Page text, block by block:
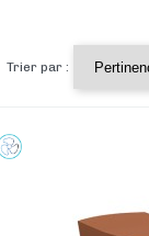
Trier par :